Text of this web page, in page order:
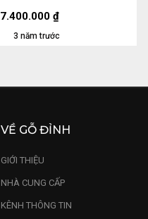
3 năm trước
7.400.000 ₫
VỀ GỖ ĐỈNH
GIỚI THIỆU
NHÀ CUNG CẤP
KÊNH THÔNG TIN